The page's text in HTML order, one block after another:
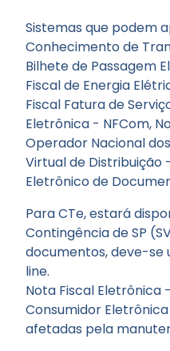
Sistemas que podem
Conhecimento de
Bilhete de Passagem
Fiscal de Energia
Fiscal Fatura de
Eletrônica - NFCom,
Operador Nacional dos
Virtual de Distribuição
Eletrônico de
Para CTe, estará
Contingência de SP
documentos, deve-se
line.
Nota Fiscal Eletrônica
Consumidor
afetadas pela